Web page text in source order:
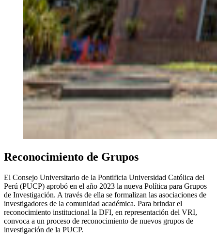
Reconocimiento de Grupos
El Consejo Universitario de la Pontificia Universidad Católica del
Perú (PUCP) aprobó en el año 2023 la nueva Política para Grupos
de Investigación. A través de ella se formalizan las asociaciones de
investigadores de la comunidad académica. Para brindar el
reconocimiento institucional la DFI, en representación del VRI,
convoca a un proceso de reconocimiento de nuevos grupos de
investigación de la PUCP.